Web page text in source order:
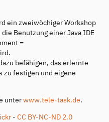
ein zweiwöchiger Workshop
Benutzung einer Java IDE
=
befähigen, das erlernte
zu festigen und eigene
unterwww.tele-task.de.
- CC BY-NC-ND 2.0